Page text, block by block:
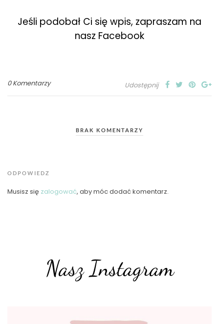
Jeśli podobał Ci się wpis, zapraszam na
nasz Facebook
0 Komentarzy Udostępnij
BRAK KOMENTARZY
ODPOWIEDZ
Musisz się zalogować, aby móc dodać komentarz.
Nasz Instagram